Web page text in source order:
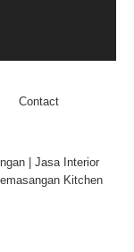
Contact
| Jasa Interior
Kitchen